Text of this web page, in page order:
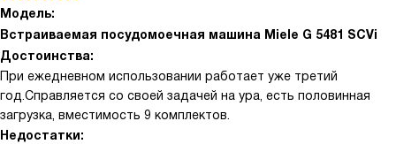
мешает нам спать. Отличное качество, товар отменный!
Модель:
Встраиваемая посудомоечная машина Miele G 5481 SCVi
Достоинства:
При ежедневном использовании работает уже третий
год.Справляется со своей задачей на ура, есть половинная
загрузка, вместимость 9 комплектов.
Недостатки: